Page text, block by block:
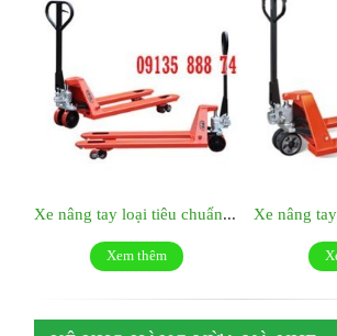
Xe nâng tay loại tiêu chuẩn EPlift - Đức Model: HPT25S - Càng hẹp
Xem thêm